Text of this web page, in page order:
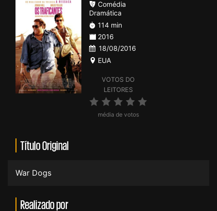
VOTOS DO
LEITORES
média de votos
Comédia
Dramática
114 min
2016
18/08/2016
EUA
Título Original
War Dogs
Realizado por